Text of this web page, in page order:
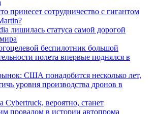
принесет сотрудничество с гигантом
лишилась статуса самой дорогой
беспилотник большой
полета впервые поднялся в
США понадобится несколько лет,
уровня производства дронов в
вероятно, станет
провалом в истории автопрома